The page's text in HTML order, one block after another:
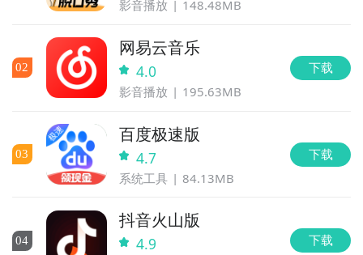
影音播放 148.48MB
02
网易云音乐
4.0
影音播放 195.63MB
下载
03
百度极速版
4.7
系统工具 84.13MB
下载
04
抖音火山版
4.9 下载